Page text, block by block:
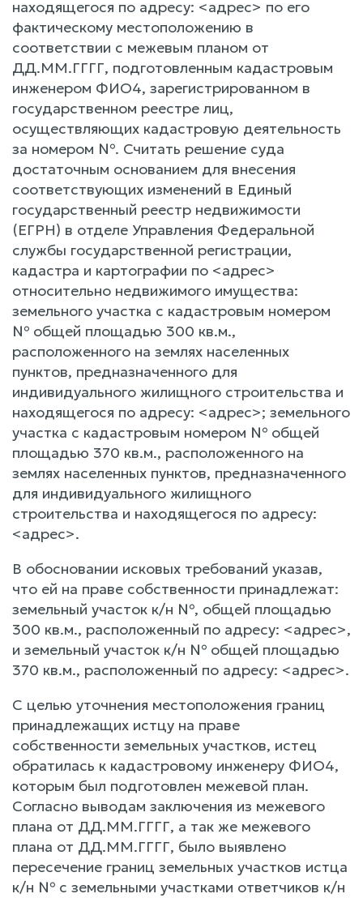
находящегося по адресу: <адрес> по его
фактическому местоположению в
соответствии с межевым планом от
ДД.ММ.ГГГГ, подготовленным кадастровым
инженером ФИО4, зарегистрированном в
государственном реестре лиц,
осуществляющих кадастровую деятельность
за номером №. Считать решение суда
достаточным основанием для внесения
соответствующих изменений в Единый
государственный реестр недвижимости
(ЕГРН) в отделе Управления Федеральной
службы государственной регистрации,
кадастра и картографии по <адрес>
относительно недвижимого имущества:
земельного участка с кадастровым номером
№ общей площадью 300 кв.м.,
расположенного на землях населенных
пунктов, предназначенного для
индивидуального жилищного строительства и
находящегося по адресу: <адрес>; земельного
участка с кадастровым номером № общей
площадью 370 кв.м., расположенного на
землях населенных пунктов, предназначенного
для индивидуального жилищного
строительства и находящегося по адресу:
<адрес>.
В обосновании исковых требований указав,
что ей на праве собственности принадлежат:
земельный участок к/н №, общей площадью
300 кв.м., расположенный по адресу: <адрес>,
и земельный участок к/н № общей площадью
370 кв.м., расположенный по адресу: <адрес>.
С целью уточнения местоположения границ
принадлежащих истцу на праве
собственности земельных участков, истец
обратилась к кадастровому инженеру ФИО4,
которым был подготовлен межевой план.
Согласно выводам заключения из межевого
плана от ДД.ММ.ГГГГ, а так же межевого
плана от ДД.ММ.ГГГГ, было выявлено
пересечение границ земельных участков истца
к/н № с земельными участками ответчиков к/н